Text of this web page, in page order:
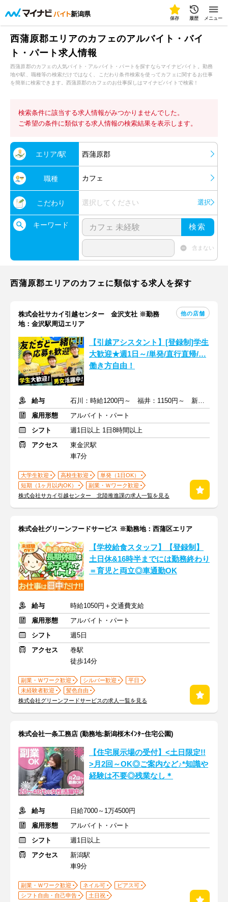
新潟県
保存 履歴 メニュー
西蒲原郡エリアのカフェのアルバイト・バイ
ト・パート求人情報
西蒲原郡のカフェの人気バイト・アルバイト・パートを探すならマイナビバイト。勤務
地や駅、職種等の検索だけではなく、こだわり条件検索を使ってカフェに関するお仕事
を簡単に検索できます。西蒲原郡のカフェのお仕事探しはマイナビバイトで検索！
検索条件に該当する求人情報がみつかりませんでした。
ご希望の条件に類似する求人情報の検索結果を表示します。
エリア/駅 西蒲原郡
職種 カフェ
こだわり 選択してください 選択
キーワード 検索
含まない
西蒲原郡エリアのカフェに類似する求人を探す
株式会社サカイ引越センター 金沢支社 ※勤務
地：金沢駅周辺エリア
他の店舗
【引越アシスタント】[登録制]学生
大歓迎★週1日～/単発/直行直帰/…
働き方自由！
給与
石川：時給1200円～ 福井：1150円～ 新潟：1100円～
雇用形態
アルバイト・パート
シフト
週1日以上 1日8時間以上
アクセス
東金沢駅
車7分
大学生歓迎 高校生歓迎
単発（1日OK）
短期（1ヶ月以内OK）
副業・Ｗワーク歓迎
株式会社サカイ引越センター 北陸推進課の求人一覧を見る
株式会社グリーンフードサービス ※勤務地：西蒲区エリア
【学校給食スタッフ】【登録制】
土日休&16時半までには勤務終わり
＝育児と両立◎車通勤OK
給与
時給1050円＋交通費支給
雇用形態
アルバイト・パート
シフト
週5日
アクセス
巻駅
徒歩14分
副業・Ｗワーク歓迎 シルバー歓迎
平日
未経験者歓迎
髪色自由
株式会社グリーンフードサービスの求人一覧を見る
株式会社一条工務店 (勤務地:新潟桜木ｲﾝﾀｰ住宅公園)
【住宅展示場の受付】<土日限定!!
>月2回～OK◎ご案内など♪*知識や
経験は不要◎残業なし＊
給与
日給7000～1万4500円
雇用形態
アルバイト・パート
シフト
週1日以上
アクセス
新潟駅
車9分
副業・Ｗワーク歓迎 ネイル可
ピアス可
シフト自由・自己申告
土日祝